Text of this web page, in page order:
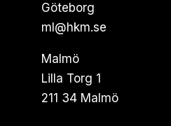
Göteborg
ml@hkm.se
Malmö
Lilla Torg 1
211 34 Malmö